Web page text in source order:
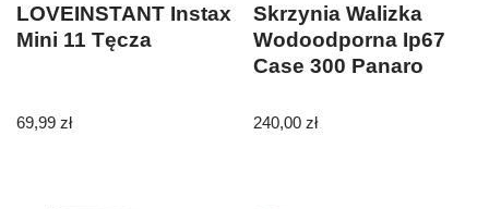
LOVEINSTANT Instax
Mini 11 Tęcza
69,99 zł
Skrzynia Walizka
Wodoodporna Ip67
Case 300 Panaro
240,00zł